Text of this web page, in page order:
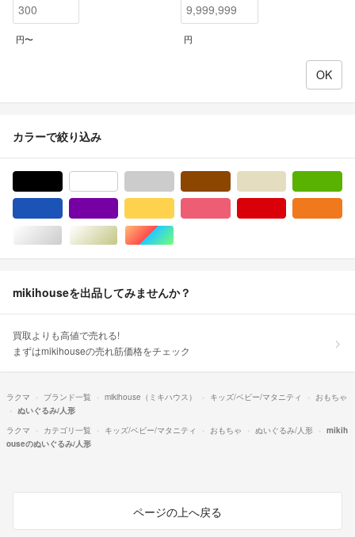
円〜 円
カラーで絞り込み
シルバー/銀色系ゴールド/金色系マルチカラー
mikihouseを出品してみませんか？
買取よりも高値で売れる!
まずはmikihouseの売れ筋価格をチェック
ラクマ ブランド一覧 mikihouse（ミキハウス） キッズ/ベビー/マタニティ
おもちゃ
ぬいぐるみ/人形
ラクマ
カテゴリ一覧 キッズ/ベビー/マタニティ おもちゃ ぬいぐるみ/人形
mikih
ouseのぬいぐるみ/人形
ページの上へ戻る